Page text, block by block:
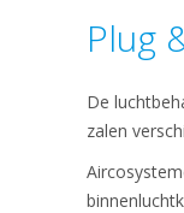
Plug
De
zalen